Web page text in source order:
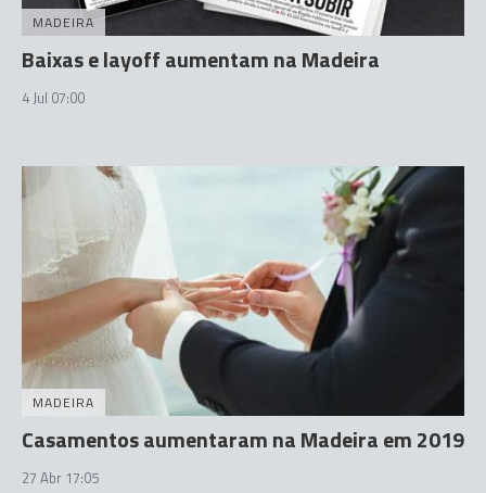
MADEIRA
Baixas e layoff aumentam na Madeira
4 Jul 07:00
MADEIRA
Casamentos aumentaram na Madeira em 2019
27 Abr 17:05